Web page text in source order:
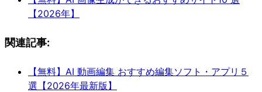
【2026年】
関連記事:
【無料】AI 動画編集 おすすめ編集ソフト・アプリ５
選【2026年最新版】